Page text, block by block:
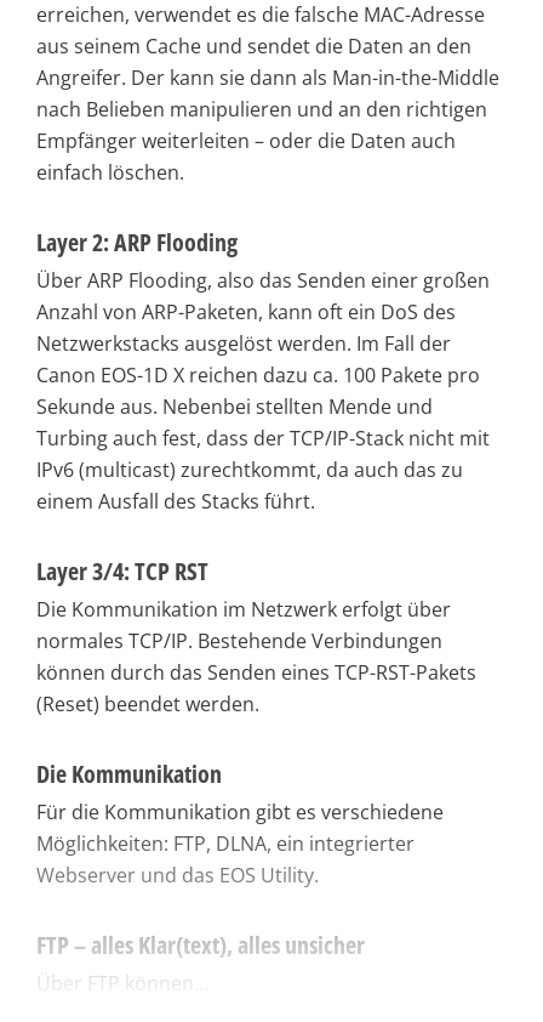
erreichen, verwendet es die falsche MAC-Adresse
aus seinem Cache und sendet die Daten an den
Angreifer. Der kann sie dann als Man-in-the-Middle
nach Belieben manipulieren und an den richtigen
Empfänger weiterleiten – oder die Daten auch
einfach löschen.
Layer 2: ARP Flooding
Über ARP Flooding, also das Senden einer großen
Anzahl von ARP-Paketen, kann oft ein DoS des
Netzwerkstacks ausgelöst werden. Im Fall der
Canon EOS-1D X reichen dazu ca. 100 Pakete pro
Sekunde aus. Nebenbei stellten Mende und
Turbing auch fest, dass der TCP/IP-Stack nicht mit
IPv6 (multicast) zurechtkommt, da auch das zu
einem Ausfall des Stacks führt.
Layer 3/4: TCP RST
Die Kommunikation im Netzwerk erfolgt über
normales TCP/IP. Bestehende Verbindungen
können durch das Senden eines TCP-RST-Pakets
(Reset) beendet werden.
Die Kommunikation
Für die Kommunikation gibt es verschiedene
Möglichkeiten: FTP, DLNA, ein integrierter
Webserver und das EOS Utility.
FTP – alles Klar(text), alles unsicher
Über FTP können...